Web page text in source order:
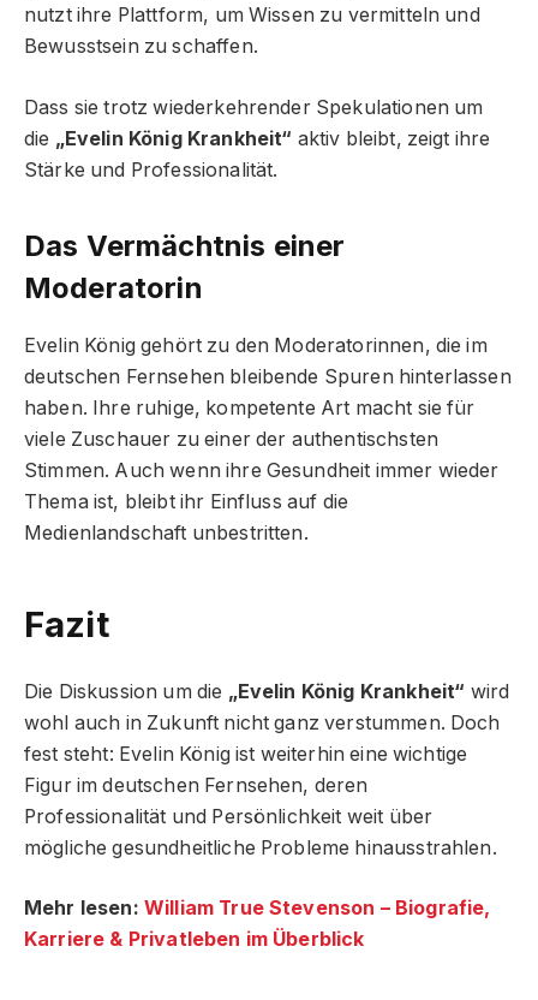
nutzt ihre Plattform, um Wissen zu vermitteln und
Bewusstsein zu schaffen.
Dass sie trotz wiederkehrender Spekulationen um
die „Evelin König Krankheit“ aktiv bleibt, zeigt ihre
Stärke und Professionalität.
Das Vermächtnis einer
Moderatorin
Evelin König gehört zu den Moderatorinnen, die im
deutschen Fernsehen bleibende Spuren hinterlassen
haben. Ihre ruhige, kompetente Art macht sie für
viele Zuschauer zu einer der authentischsten
Stimmen. Auch wenn ihre Gesundheit immer wieder
Thema ist, bleibt ihr Einfluss auf die
Medienlandschaft unbestritten.
Fazit
Die Diskussion um die „Evelin König Krankheit“ wird
wohl auch in Zukunft nicht ganz verstummen. Doch
fest steht: Evelin König ist weiterhin eine wichtige
Figur im deutschen Fernsehen, deren
Professionalität und Persönlichkeit weit über
mögliche gesundheitliche Probleme hinausstrahlen.
Mehr lesen: William True Stevenson – Biografie,
Karriere & Privatleben im Überblick